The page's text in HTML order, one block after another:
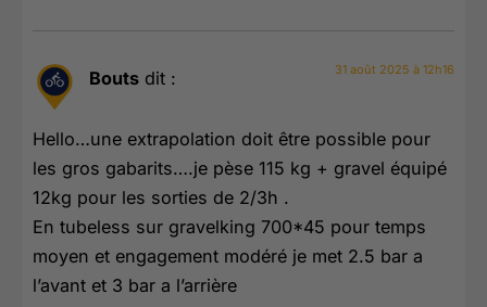
Bouts dit : 31 août 2025 à 12h16
Hello…une extrapolation doit être possible pour
les gros gabarits….je pèse 115 kg + gravel équipé
12kg pour les sorties de 2/3h .
En tubeless sur gravelking 700*45 pour temps
moyen et engagement modéré je met 2.5 bar a
l’avant et 3 bar a l’arrière